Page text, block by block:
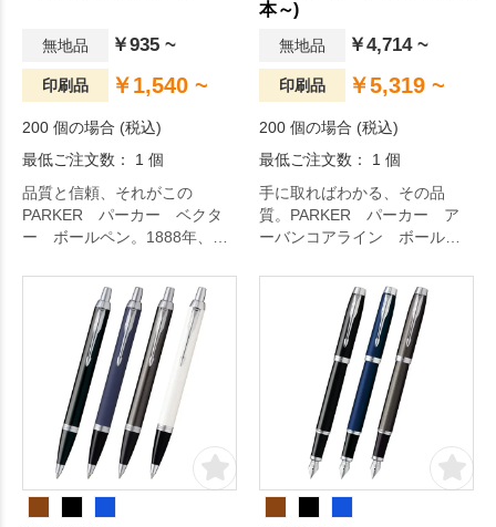
無地品 ￥935 ~
印刷品 ￥1,540 ~
200 個の場合 (税込)
最低ご注文数： 1 個
品質と信頼、それがこの
PARKER パーカー ベクタ
ー ボールペン。1888年、
と」を唯一の望みとしてスタ
ートした「パーカー」。常に
時代をリードし、歴史に残る
センセーショナルな筆記具を
生みだしてきた実績から「世
界で最も愛されるペン」と称
されています。こちらのベク
ターはシンプルでスタイリッ
シュなデザインで記念品やお
祝いのビジネスギフトとして
人気のシリーズです。
本～)
無地品 ￥4,714 ~
印刷品 ￥5,319 ~
200 個の場合 (税込)
最低ご注文数： 1 個
手に取ればわかる、その品
質。PARKER パーカー ア
ーバンコアライン ボールペ
作り上げること」を唯一の望
みとしてスタートした「パー
カー」。常に時代をリード
し、歴史に残るセンセーショ
ナルな筆記具を生みだしてき
た実績から「世界で最も愛さ
れるペン」と称されていま
す。アーバンコアラインは滑
らかな流線型のフォルムとメ
タル素材の首軸により、重厚
感と高級感を感じられるシリ